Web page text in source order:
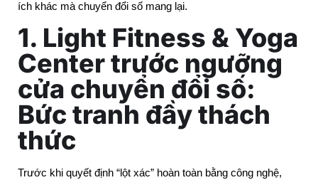
ích khác mà chuyển đổi số mang lại.
1. Light Fitness & Yoga
Center trước ngưỡng
cửa chuyển đổi số:
Bức tranh đầy thách
thức
Trước khi quyết định “lột xác” hoàn toàn bằng công nghệ,